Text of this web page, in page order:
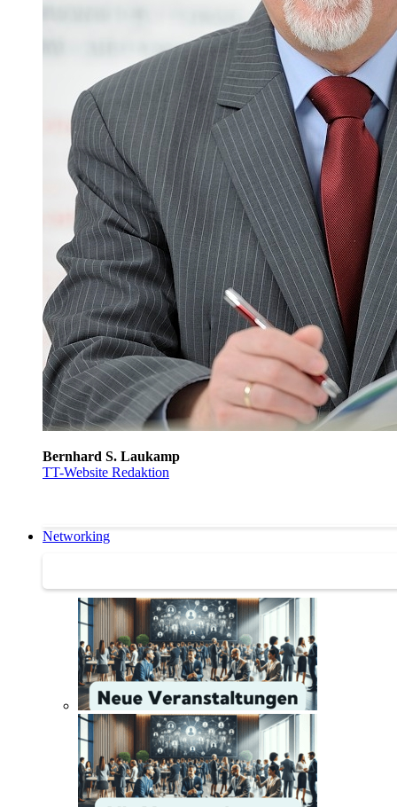
Bernhard S. Laukamp
TT-Website Redaktion
Networking